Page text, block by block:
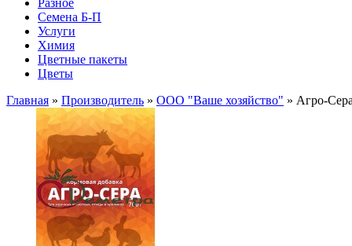
Разное
Семена Б-П
Услуги
Химия
Цветные пакеты
Цветы
Главная » Производитель » ООО "Ваше хозяйство" » Агро-